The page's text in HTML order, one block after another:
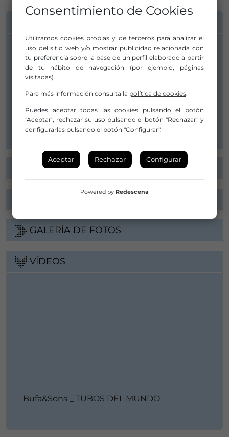
INFORMACIÓN DE CONTACTO
Distribuidor/a:
Obsidiana, Acompañamiento de Artistas
Web
FICHA ARTÍSTICA
GALERÍA DE FOTOS
VÍDEOS
Bufa&Sons _ TUBOS DEL MUNDO
Consentimiento de Cookies
Utilizamos cookies propias y de terceros para analizar el
uso del sitio web y/o mostrar publicidad relacionada con
tu preferencia sobre la base de un perfil elaborado a partir
de tu hábito de navegación (por ejemplo, páginas
visitadas).
Para más información consulta la política de cookies.
Puedes aceptar todas las cookies pulsando el botón
"Aceptar", rechazar su uso pulsando el botón "Rechazar" y
configurarlas pulsando el botón "Configurar".
Aceptar Rechazar Configurar
Powered by Redescena